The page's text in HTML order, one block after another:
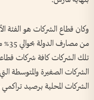
وكان قطاع الشركات هو الفئة
من
تلك الشركات كافة شركات قطاعي
الشركات المحلية برصيد تراكمي بلغ 96